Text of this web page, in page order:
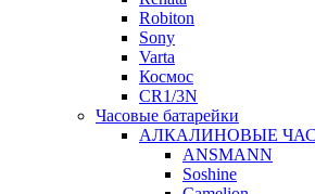
Robiton
Sony
Varta
Космос
CR1/3N
Часовые батарейки
АЛКАЛИНОВЫЕ
ANSMANN
Soshine